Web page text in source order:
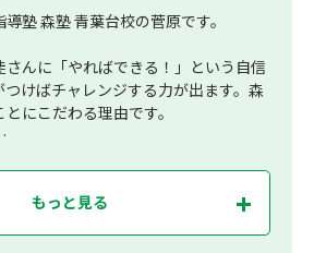
塾 森塾 青葉台校の菅原です。
さんに「やればできる！」という自信
けばチャレンジする力が出ます。森
にこだわる理由です。
もっと見る